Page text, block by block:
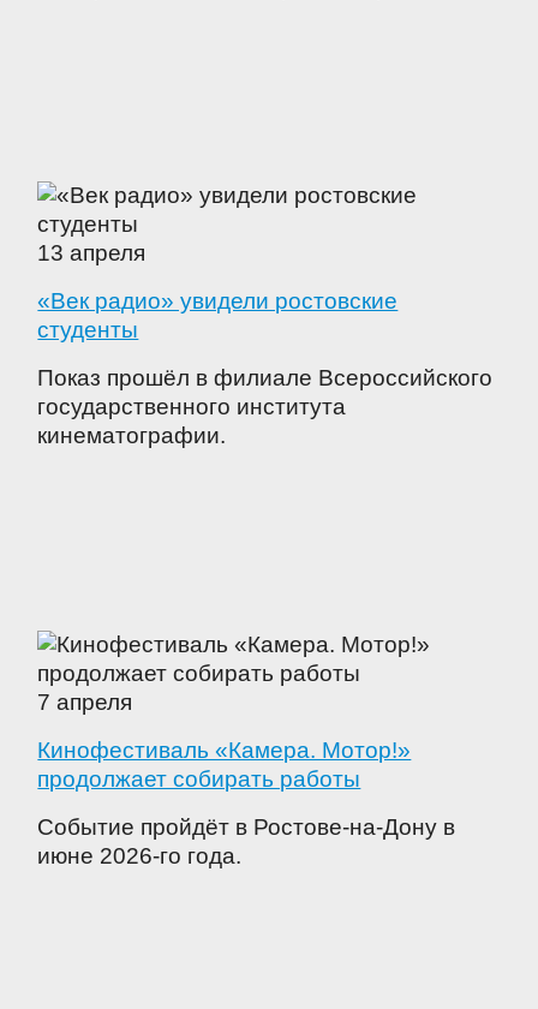
13 апреля
«Век радио» увидели ростовские
студенты
Показ прошёл в филиале Всероссийского
государственного института
кинематографии.
7 апреля
Кинофестиваль «Камера. Мотор!»
продолжает собирать работы
Событие пройдёт в Ростове-на-Дону в
июне 2026-го года.